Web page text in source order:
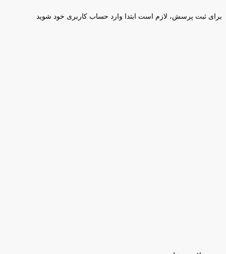
برای ثبت پرسش، لازم است ابتدا وارد حساب کاربری خود شوید